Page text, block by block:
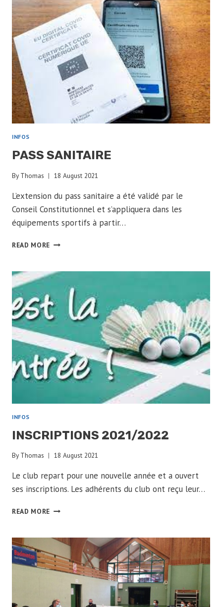
INFOS
PASS SANITAIRE
By Thomas 18 August 2021
L’extension du pass sanitaire a été validé par le
Conseil Constitutionnel et s’appliquera dans les
équipements sportifs à partir…
READ MORE PASS
INFOS
INSCRIPTIONS 2021/2022
By Thomas 18 August 2021
Le club repart pour une nouvelle année et a ouvert
ses inscriptions. Les adhérents du club ont reçu leur…
READ MORE INSCRIPTIONS